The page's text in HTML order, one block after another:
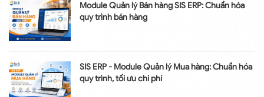
Module Quản lý Bán hàng SIS ERP: Chuẩn hóa
quy trình bán hàng
SIS ERP - Module Quản lý Mua hàng: Chuẩn hóa
quy trình, tối ưu chi phí